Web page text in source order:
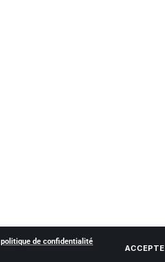
politique de confidentialité